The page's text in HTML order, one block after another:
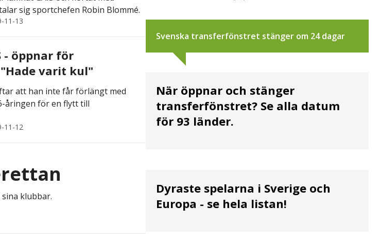
sig sportchefen Robin Blommé.
11-13
- öppnar för
varit kul"
att han inte får förlängt med
åringen för en flytt till
11-12
klubbar.
Svenska transferfönstret stänger om 24 dagar
När öppnar och stänger
transferfönstret? Se alla datum
för 93 länder.
Dyraste spelarna i Sverige och
Europa - se hela listan!